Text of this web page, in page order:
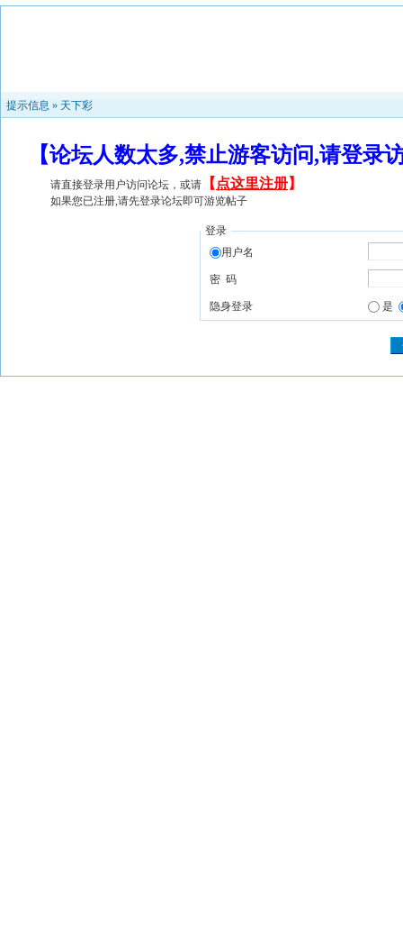
提示信息 » 天下彩
【论坛人数太多,禁止游客访问,请登
请直接登录用户访问论坛，或请 【 点这里注册】
如果您已注册,请先登录论坛即可游览帖子
登录
用户名
密 码
隐身登录 是